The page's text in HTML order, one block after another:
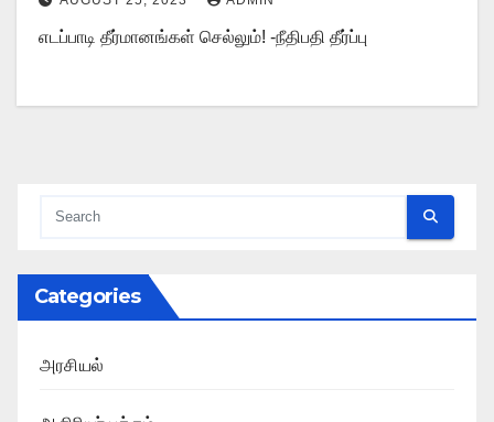
எடப்பாடி தீர்மானங்கள் செல்லும்! -நீதிபதி தீர்ப்பு
Categories
அரசியல்